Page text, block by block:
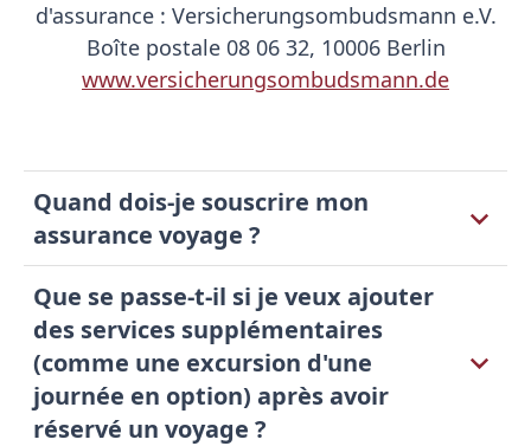
d'assurance : Versicherungsombudsmann e.V.
Boîte postale 08 06 32, 10006 Berlin
www.versicherungsombudsmann.de
Quand dois-je souscrire mon
assurance voyage ?
Que se passe-t-il si je veux ajouter
des services supplémentaires
(comme une excursion d'une
journée en option) après avoir
réservé un voyage ?